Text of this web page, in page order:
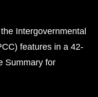
Intergovernmental
features in a 42-
Summary for